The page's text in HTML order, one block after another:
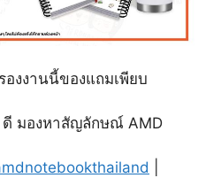
งงานนี้ของแถมเพียบ
ดี มองหาสัญลักษณ์ AMD